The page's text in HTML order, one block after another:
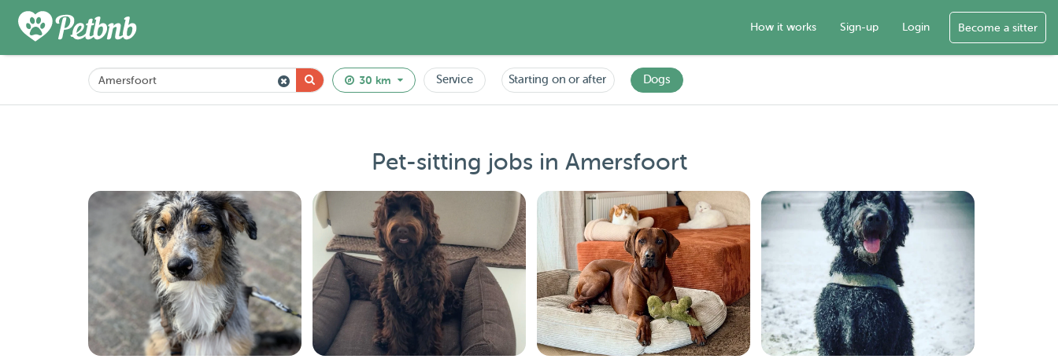
How it works Sign-up Login Become a sitter
30 km Service Starting on or after Dogs
Pet-sitting jobs in Amersfoort